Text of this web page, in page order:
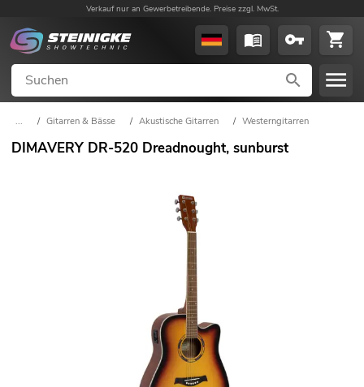
Verkauf nur an Gewerbetreibende. Preise zzgl. MwSt.
... / Gitarren & Bässe / Akustische Gitarren / Westerngitarren
DIMAVERY DR-520 Dreadnought, sunburst